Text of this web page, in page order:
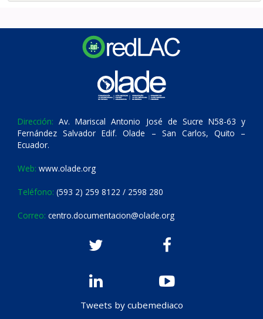
Dirección: Av. Mariscal Antonio José de Sucre N58-63 y
Fernández Salvador Edif. Olade – San Carlos, Quito –
Ecuador.
Web: www.olade.org
Teléfono: (593 2) 259 8122 / 2598 280
Correo: centro.documentacion@olade.org
Tweets by cubemediaco